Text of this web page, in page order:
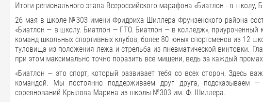
Итоги регионального этапа Всероссийского марафона «Биатлон - в школу,
26 мая в школе №303 имени Фридриха Шиллера Фрунзенского района
«Биатлон — в школу. Биатлон — ГТО. Биатлон — в колледж», приуроченный
команд школьных спортивных клубов, более 80 юных спортсменов из 12
туловища из положения лежа и стрельба из пневматической винтовки.
при этом максимально точно поразить все мишени, ведь за каждый
«Биатлон — это спорт, который развивает тебя со всех сторон. Здесь
командой. Мы постоянно поддерживаем друг друга, подсказываем
соревнований Крылова Марина из школы №303 им. Ф. Шиллера.